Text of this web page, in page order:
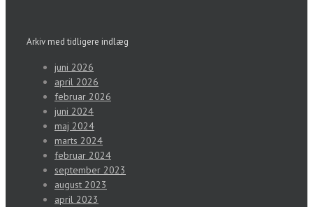
Arkiv med tidligere indlæg
juni 2026
april 2026
februar 2026
juni 2024
maj 2024
marts 2024
februar 2024
september 2023
august 2023
april 2023